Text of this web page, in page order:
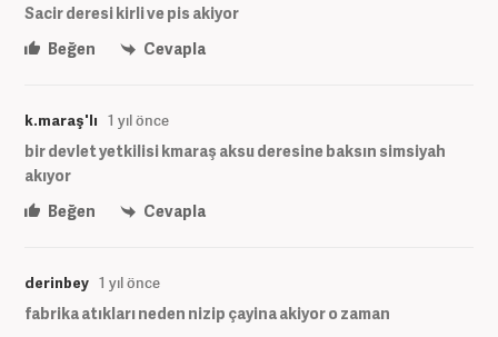
Sacir deresi kirli ve pis akiyor
Beğen
Cevapla
k.maraş'lı 1 yıl önce
bir devlet yetkilisi kmaraş aksu deresine baksın simsiyah
akıyor
Beğen
Cevapla
derinbey 1 yıl önce
fabrika atıkları neden nizip çayina akiyor o zaman